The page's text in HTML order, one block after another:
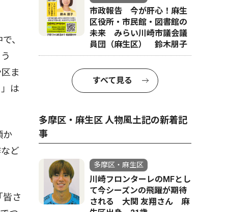
、
ま
は
か
ど
さ
市政報告 今が肝心！麻生
区役所・市民館・図書館の
未来 みらい川崎市議会議
員団（麻生区） 鈴木朋子
すべて見る
多摩区・麻生区 人物風土記の新着記
事
多摩区・麻生区
川崎フロンターレのMFとし
て今シーズンの飛躍が期待
される 大関 友翔さん 麻